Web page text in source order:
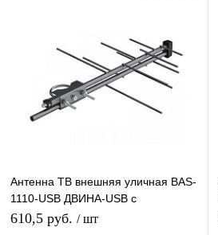
Купить в 1 клик К сравнению
В наличии
Антенна ТВ внешняя уличная BAS-
1110-USB ДВИНА-USB с
усилителем цифровая эфирная
610,5 руб. / шт